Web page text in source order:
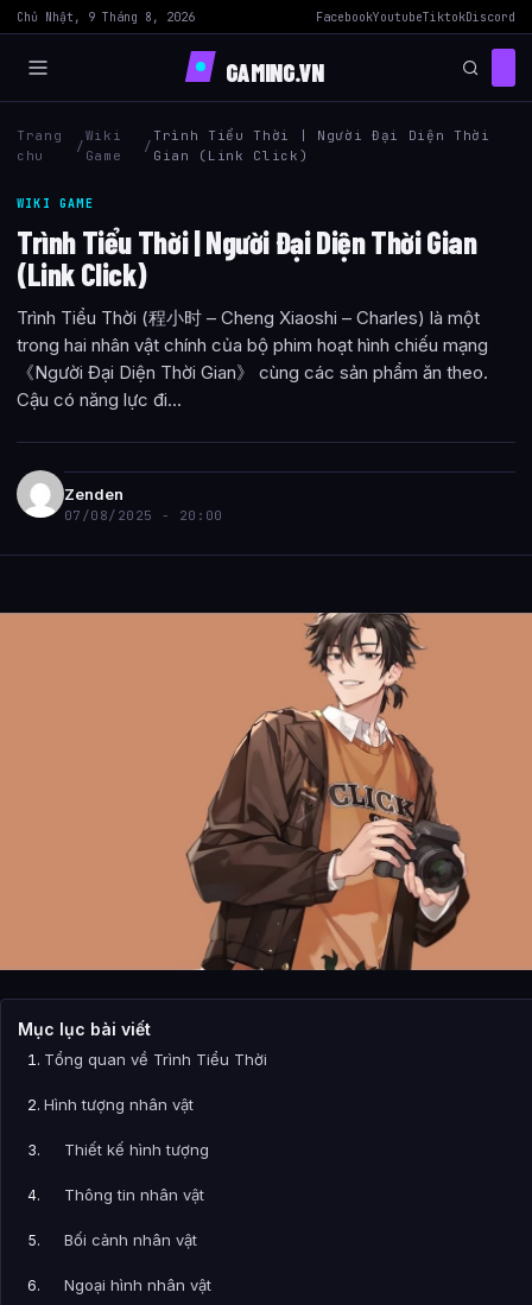
Chủ Nhật, 9 Tháng 8, 2026 FacebookYoutubeTiktokDiscord
GAMING.VN
Trang
chu
/
Wiki
Game
/
Trình Tiểu Thời | Người Đại Diện Thời
Gian (Link Click)
WIKI GAME
Trình Tiểu Thời | Người Đại Diện Thời Gian
(Link Click)
Trình Tiểu Thời (程小时 – Cheng Xiaoshi – Charles) là một
trong hai nhân vật chính của bộ phim hoạt hình chiếu mạng
《Người Đại Diện Thời Gian》 cùng các sản phẩm ăn theo.
Cậu có năng lực đi...
Zenden
07/08/2025 - 20:00
Mục lục bài viết
Tổng quan về Trình Tiểu Thời
Hình tượng nhân vật
Thiết kế hình tượng
Thông tin nhân vật
Bối cảnh nhân vật
Ngoại hình nhân vật